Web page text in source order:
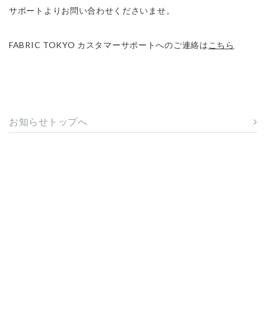
サポートよりお問い合わせくださいませ。
FABRIC TOKYO カスタマーサポートへのご連絡は こちら
お知らせトップへ